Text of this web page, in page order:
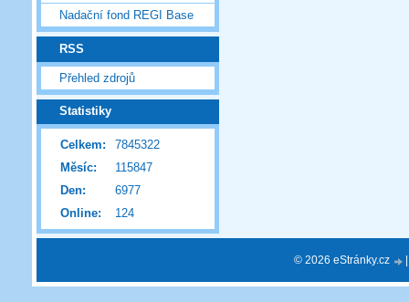
Nadační fond REGI Base
RSS
Přehled zdrojů
Statistiky
Online: 124
Celkem:
7845322
Měsíc:
115847
Den:
6977
© 2026 eStránky.cz